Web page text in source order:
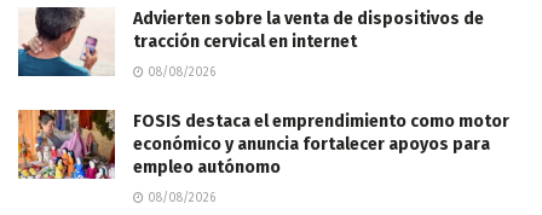
Advierten sobre la venta de dispositivos de
tracción cervical en internet
08/08/2026
FOSIS destaca el emprendimiento como motor
económico y anuncia fortalecer apoyos para
empleo autónomo
08/08/2026